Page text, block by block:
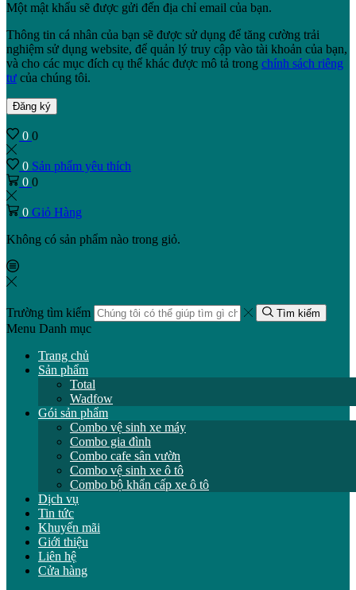
Một mật khẩu sẽ được gửi đến địa chỉ email của bạn.
Thông tin cá nhân của bạn sẽ được sử dụng để tăng cường trải
nghiệm sử dụng website, để quản lý truy cập vào tài khoản của bạn,
và cho các mục đích cụ thể khác được mô tả trong chính sách riêng
tư của chúng tôi.
Đăng ký
0 0
0 Sản phẩm yêu thích
0 0
0 Giỏ Hàng
Không có sản phẩm nào trong giỏ.
Trường tìm kiếm Tìm kiếm
Menu Danh mục
Trang chủ
Sản phẩm
Total
Wadfow
Gói sản phẩm
Combo vệ sinh xe máy
Combo gia đình
Combo cafe sân vườn
Combo vệ sinh xe ô tô
Combo bộ khẩn cấp xe ô tô
Dịch vụ
Tin tức
Khuyến mãi
Giới thiệu
Liên hệ
Cửa hàng